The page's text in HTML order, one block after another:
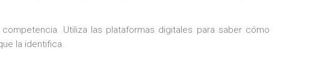
Utiliza las plataformas digitales para saber cómo
la identifica.